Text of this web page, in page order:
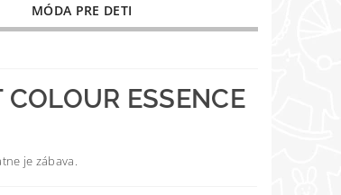
MÓDA PRE DETI
ESSENCE
je zábava.